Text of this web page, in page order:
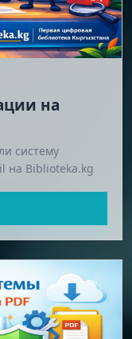
на
систему
на Biblioteka.kg